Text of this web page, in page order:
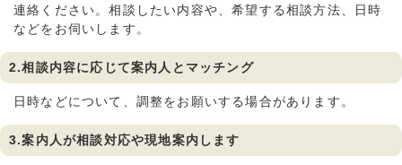
連絡ください。相談したい内容や、希望する相談方法、日時
などをお伺いします。
2.相談内容に応じて案内人とマッチング
日時などについて、調整をお願いする場合があります。
3.案内人が相談対応や現地案内します